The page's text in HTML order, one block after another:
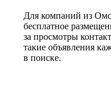
Для компаний из
бесплатное
за просмотры
такие объявления
в поиске.